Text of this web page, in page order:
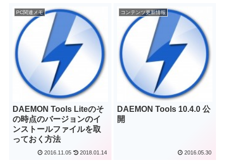
PC関連メモ
DAEMON Tools Liteのそ
の時点のバージョンのイ
ンストールファイルを取
っておく方法
2016.11.05 2018.01.14
コンテンツ更新情報
DAEMON Tools 10.4.0 公
開
2016.05.30